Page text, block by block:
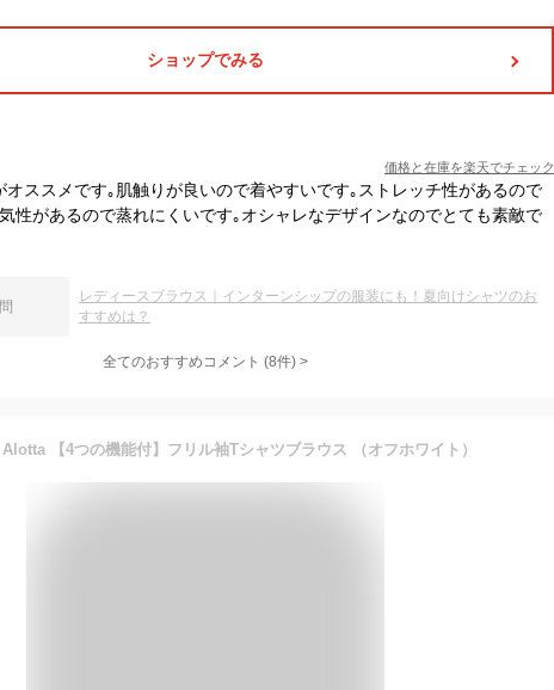
ショップでみる
価格と在庫を楽天でチェック
オススメです｡肌触りが良いので着やすいです｡ストレッチ性があるので
性があるので蒸れにくいです｡オシャレなデザインなのでとても素敵で
レディースブラウス｜インターンシップの服装にも！夏向けシャツのお
すすめは？
全てのおすすめコメント (8件) >
【4つの機能付】フリル袖Tシャツブラウス （オフホワイト）